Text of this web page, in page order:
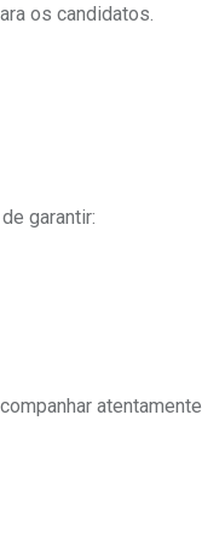
os candidatos.
garantir:
atentamente